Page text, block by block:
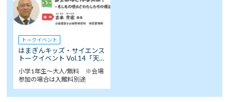
トークイベント
はまぎんキッズ・サイエンス
トークイベント Vol.14「天…
小学1年生～大人/無料 ※会場
参加の場合は入館料別途